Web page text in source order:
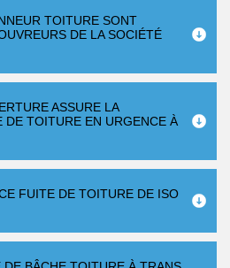
TOITURE SONT
DE LA SOCIÉTÉ
ASSURE LA
DE TOITURE EN URGENCE À
FUITE DE TOITURE DE ISO